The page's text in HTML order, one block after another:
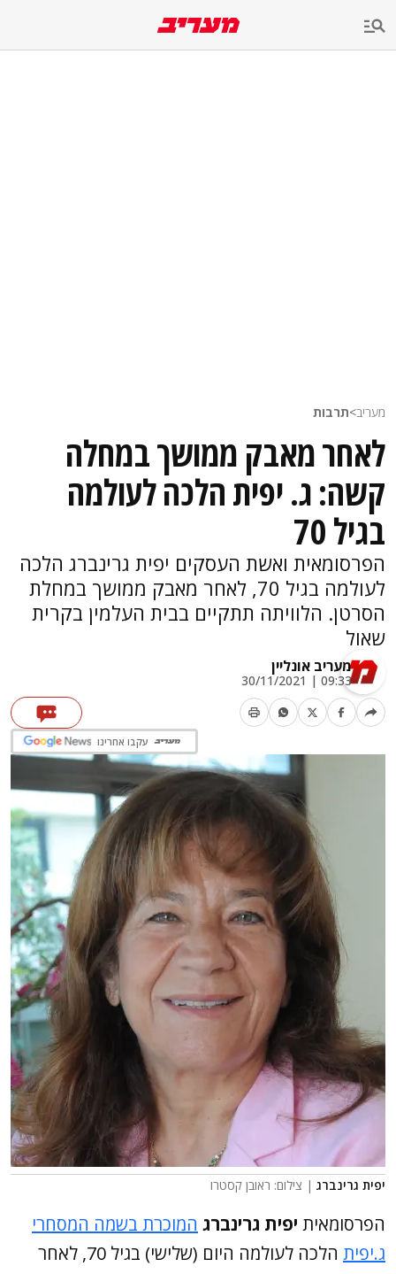
מעריב>תרבות
לאחר מאבק ממושך במחלה
קשה: ג. יפית הלכה לעולמה
בגיל 70
הפרסומאית ואשת העסקים יפית גרינברג הלכה
לעולמה בגיל 70, לאחר מאבק ממושך במחלת
הסרטן. הלוויתה תתקיים בבית העלמין בקרית
שאול
מעריב אונליין
09:33 | 30/11/2021
עקבו אחרינו
יפית גרינברג | צילום: ראובן קסטרו
הפרסומאית יפית גרינברג המוכרת בשמה המסחרי
ג.יפית
הלכה לעולמה היום (שלישי) בגיל 70, לאחר